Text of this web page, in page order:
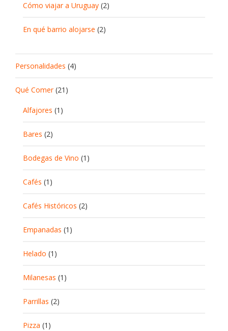
Cómo viajar a Uruguay (2)
En qué barrio alojarse (2)
Personalidades (4)
Qué Comer(21)
Alfajores (1)
Bares (2)
Bodegas de Vino (1)
Cafés (1)
Cafés Históricos (2)
Empanadas (1)
Helado (1)
Milanesas (1)
Parrillas (2)
Pizza (1)